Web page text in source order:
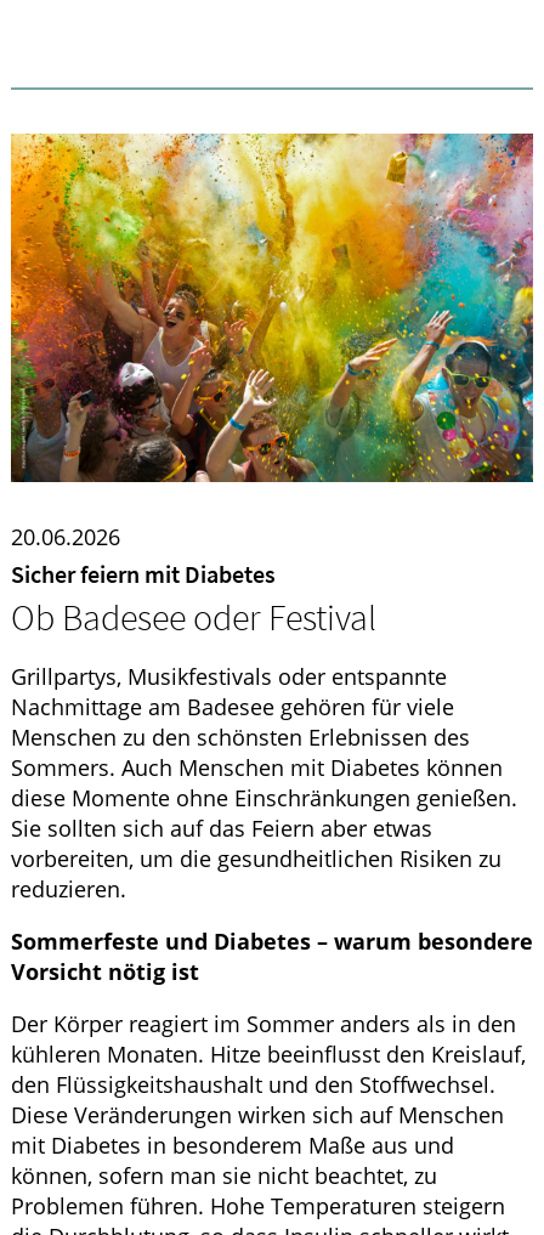
20.06.2026
Sicher feiern mit Diabetes
Ob Badesee oder Festival
Grillpartys, Musikfestivals oder entspannte
Nachmittage am Badesee gehören für viele
Menschen zu den schönsten Erlebnissen des
Sommers. Auch Menschen mit Diabetes können
diese Momente ohne Einschränkungen genießen.
Sie sollten sich auf das Feiern aber etwas
vorbereiten, um die gesundheitlichen Risiken zu
reduzieren.
Sommerfeste und Diabetes – warum besondere
Vorsicht nötig ist
Der Körper reagiert im Sommer anders als in den
kühleren Monaten. Hitze beeinflusst den Kreislauf,
den Flüssigkeitshaushalt und den Stoffwechsel.
Diese Veränderungen wirken sich auf Menschen
mit Diabetes in besonderem Maße aus und
können, sofern man sie nicht beachtet, zu
Problemen führen. Hohe Temperaturen steigern